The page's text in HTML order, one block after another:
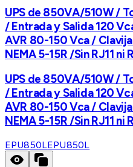
UPS de 850VA/510W /
/ Entrada y Salida 120
AVR 80-150 Vca /
NEMA 5-15R /Sin RJ11 ni
UPS de 850VA/510W /
/ Entrada y Salida 120
AVR 80-150 Vca /
NEMA 5-15R /Sin RJ11 ni
EPU850LEPU850L